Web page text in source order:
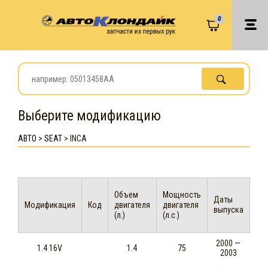
0
Выберите модификацию
АВТО > SEAT > INCA
Модификация Код
Объем
двигателя
(л.)
Мощность
двигателя
(л.с.)
Даты
выпуска
1.4 16V 1.4 75
2000 —
2003